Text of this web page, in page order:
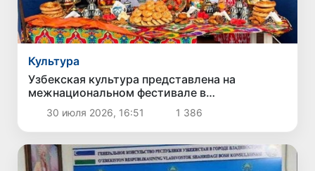
Культура
Узбекская культура представлена на
межнациональном фестивале в
Калининграде
30 июля 2026, 16:51 1 386